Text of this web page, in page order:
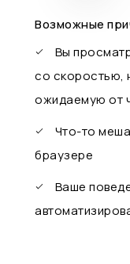
Возможные
Вы
со
ожидаемую от
Что-то
браузере
Ваше